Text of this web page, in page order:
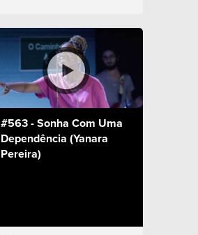
#563 - Sonha Com Uma
Dependência (Yanara
Pereira)